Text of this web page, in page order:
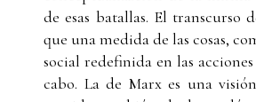
de esas batallas. El transcurso
que una medida de las cosas,
social redefinida en las
cabo. La de Marx es una